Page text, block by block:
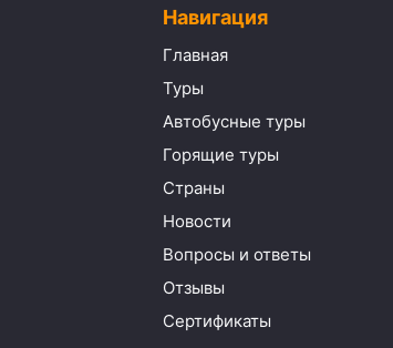
Навигация
Главная
Туры
Автобусные туры
Горящие туры
Страны
Новости
Вопросы и ответы
Отзывы
Сертификаты